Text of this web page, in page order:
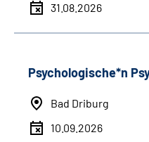
31.08.2026
Psychologische*n
Bad Driburg
10.09.2026